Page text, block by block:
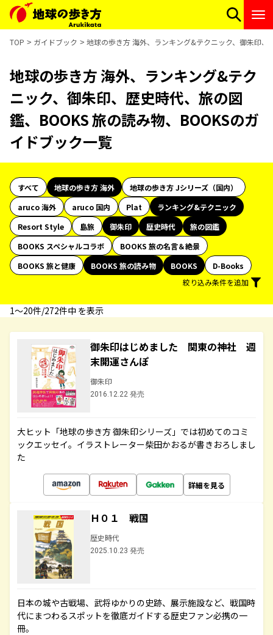
TOP ガイドブック 地球の歩き方 海外、ランキング&テクニック、御朱印
地球の歩き方 海外、ランキング&テク
ニック、御朱印、歴史時代、旅の図
鑑、BOOKS 旅の読み物、BOOKSのガ
イドブック一覧
すべて 地球の歩き方 海外
地球の歩き方 Jシリーズ（国内）
aruco 海外
aruco 国内 Plat
ランキング&テクニック
Resort Style
島旅 御朱印 歴史時代
旅の図鑑
BOOKS スペシャルコラボ
BOOKS 旅の名言＆絶景
BOOKS 旅と健康
BOOKS 旅の読み物 BOOKS
D-Books
絞り込み条件を追加
1〜20件/272件中 を表示
御朱印はじめました 関東の神社 週
末開運さんぽ
御朱印
2016.12.22 発売
大ヒット「地球の歩き方 御朱印シリーズ」では初めてのコミ
ックエッセイ。イラストレーター柴田かおるが書きおろしまし
た
詳細を見る
Ｈ０１ 戦国
歴史時代
2025.10.23 発売
日本の城や古戦場、武将ゆかりの史跡、展示施設など、戦国時
代にまつわるスポットを徹底ガイドする歴史ファン必携の一
冊。